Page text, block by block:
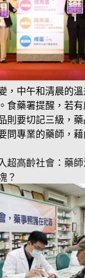
，中午和清晨的
食藥署提醒，若
則要切記三級，
問專業的藥師，
超高齡社會：藥
？